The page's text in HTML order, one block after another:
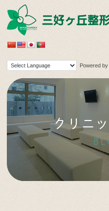
Powered
クリニ